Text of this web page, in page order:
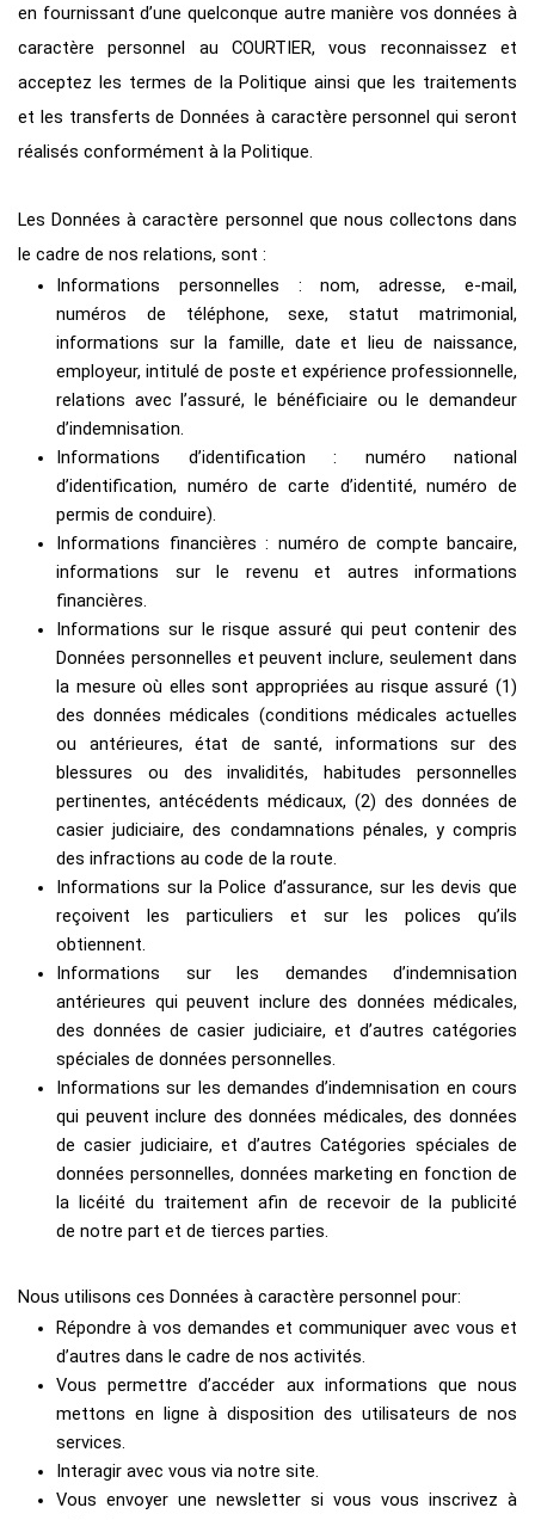
en fournissant d’une quelconque autre manière vos données à
caractère personnel au COURTIER, vous reconnaissez et
acceptez les termes de la Politique ainsi que les traitements
et les transferts de Données à caractère personnel qui seront
réalisés conformément à la Politique.
Les Données à caractère personnel que nous collectons dans
le cadre de nos relations, sont :
Informations personnelles : nom, adresse, e-mail,
numéros de téléphone, sexe, statut matrimonial,
informations sur la famille, date et lieu de naissance,
employeur, intitulé de poste et expérience professionnelle,
relations avec l’assuré, le bénéficiaire ou le demandeur
d’indemnisation.
Informations d’identification : numéro national
d’identification, numéro de carte d’identité, numéro de
permis de conduire).
Informations financières : numéro de compte bancaire,
informations sur le revenu et autres informations
financières.
Informations sur le risque assuré qui peut contenir des
Données personnelles et peuvent inclure, seulement dans
la mesure où elles sont appropriées au risque assuré (1)
des données médicales (conditions médicales actuelles
ou antérieures, état de santé, informations sur des
blessures ou des invalidités, habitudes personnelles
pertinentes, antécédents médicaux, (2) des données de
casier judiciaire, des condamnations pénales, y compris
des infractions au code de la route.
Informations sur la Police d’assurance, sur les devis que
reçoivent les particuliers et sur les polices qu’ils
obtiennent.
Informations sur les demandes d’indemnisation
antérieures qui peuvent inclure des données médicales,
des données de casier judiciaire, et d’autres catégories
spéciales de données personnelles.
Informations sur les demandes d’indemnisation en cours
qui peuvent inclure des données médicales, des données
de casier judiciaire, et d’autres Catégories spéciales de
données personnelles, données marketing en fonction de
la licéité du traitement afin de recevoir de la publicité
de notre part et de tierces parties.
Nous utilisons ces Données à caractère personnel pour:
Répondre à vos demandes et communiquer avec vous et
d’autres dans le cadre de nos activités.
Vous permettre d’accéder aux informations que nous
mettons en ligne à disposition des utilisateurs de nos
services.
Interagir avec vous via notre site.
Vous envoyer une newsletter si vous vous inscrivez à